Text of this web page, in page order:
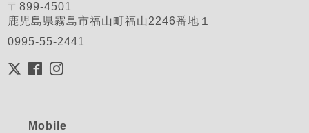
〒899-4501
鹿児島県霧島市福山町福山2246番地１
0995-55-2441
Mobile